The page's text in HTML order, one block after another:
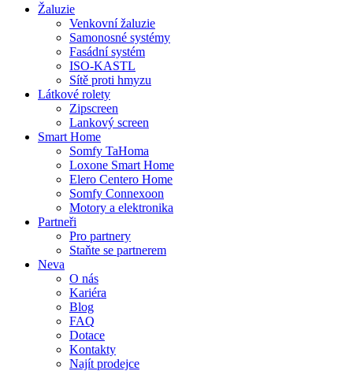
Žaluzie
Venkovní žaluzie
Samonosné systémy
Fasádní systém
ISO-KASTL
Sítě proti hmyzu
Látkové rolety
Zipscreen
Lankový screen
Smart Home
Somfy TaHoma
Loxone Smart Home
Elero Centero Home
Somfy Connexoon
Motory a elektronika
Partneři
Pro partnery
Staňte se partnerem
Neva
O nás
Kariéra
Blog
FAQ
Dotace
Kontakty
Najít prodejce